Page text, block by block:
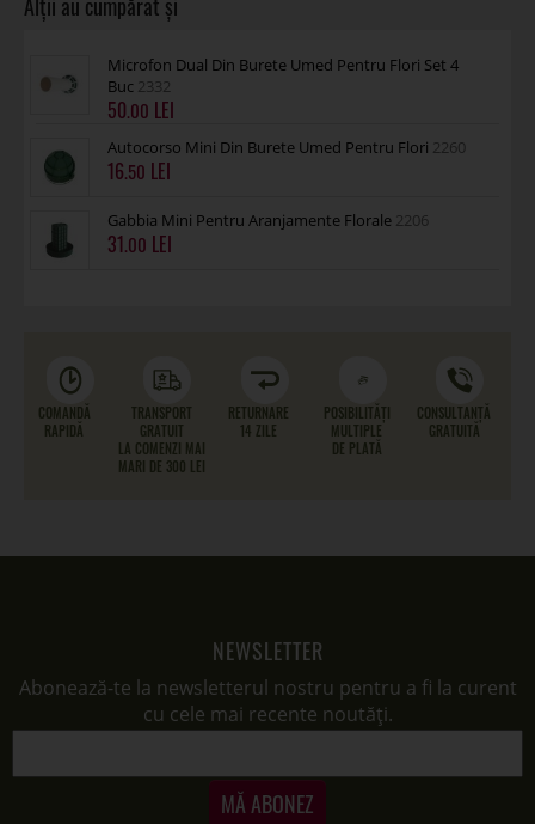
Microfon Dual Din Burete Umed Pentru Flori Set 4
Buc 2332
50.00
Autocorso Mini Din Burete Umed Pentru Flori 2260
16.50
Gabbia Mini Pentru Aranjamente Florale 2206
31.00
COMANDĂ
RAPIDĂ
TRANSPORT
GRATUIT
LA COMENZI MAI
MARI DE 300 LEI
RETURNARE
14 ZILE
POSIBILITĂȚI
MULTIPLE
DE PLATĂ
CONSULTANȚĂ
GRATUITĂ
NEWSLETTER
Abonează-te la newsletterul nostru pentru a fi la curent
cu cele mai recente noutăți.
MĂ ABONEZ